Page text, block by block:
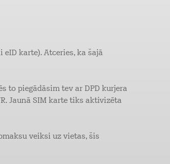
karte). Atceries, ka šajā
to piegādāsim tev ar DPD kurjera
Jaunā SIM karte tiks aktivizēta
veiksi uz vietas, šis